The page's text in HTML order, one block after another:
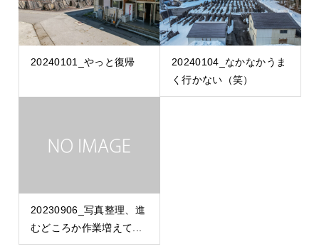
20240101_やっと復帰
20240104_なかなかうま
く行かない（笑）
20230906_写真整理、進
むどころか作業増えて...